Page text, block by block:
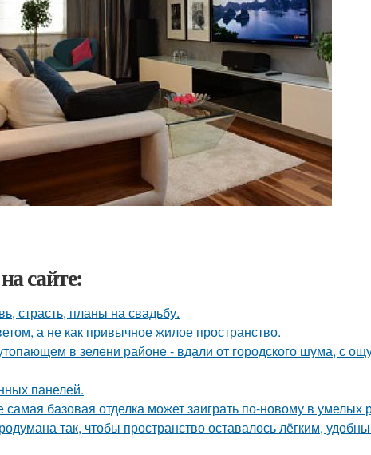
сайте:
страсть, планы на свадьбу.
а не как привычное жилое пространство.
в зелени районе - вдали от городского шума, с
панелей.
базовая отделка может заиграть по-новому в умелых
так, чтобы пространство оставалось лёгким,